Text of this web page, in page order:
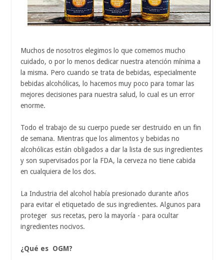
Muchos de nosotros elegimos lo que comemos mucho
cuidado, o por lo menos dedicar nuestra atención mínima a
la misma. Pero cuando se trata de bebidas, especialmente
bebidas alcohólicas, lo hacemos muy poco para tomar las
mejores decisiones para nuestra salud, lo cual es un error
enorme.
Todo el trabajo de su cuerpo puede ser destruido en un fin
de semana. Mientras que los alimentos y bebidas no
alcohólicas están obligados a dar la lista de sus ingredientes
y son supervisados ​​por la FDA, la cerveza no tiene cabida
en cualquiera de los dos.
La Industria del alcohol había presionado durante años
para evitar el etiquetado de sus ingredientes. Algunos para
proteger sus recetas, pero la mayoría - para ocultar
ingredientes nocivos.
¿Qué es OGM?